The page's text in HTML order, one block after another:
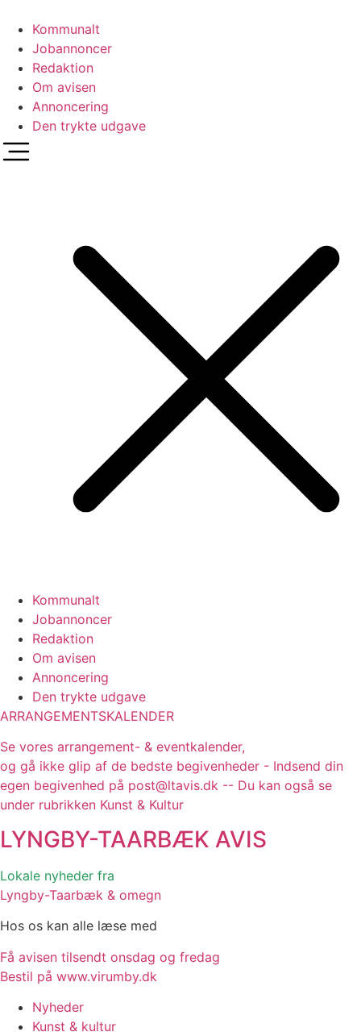
indhold
Kommunalt
Jobannoncer
Redaktion
Om avisen
Annoncering
Den trykte udgave
Kommunalt
Jobannoncer
Redaktion
Om avisen
Annoncering
Den trykte udgave
ARRANGEMENTSKALENDER
Se vores arrangement- & eventkalender,
og gå ikke glip af de bedste begivenheder - Indsend din
egen begivenhed på post@ltavis.dk -- Du kan også se
under rubrikken Kunst & Kultur
LYNGBY-TAARBÆK AVIS
Lokale nyheder fra
Lyngby-Taarbæk & omegn
Hos os kan alle læse med
Få avisen tilsendt onsdag og fredag
Bestil på www.virumby.dk
Nyheder
Kunst & kultur